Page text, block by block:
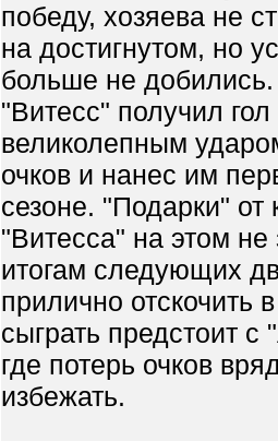
победу, хозяева не
на достигнутом, но
больше не добились.
"Витесс" получил
великолепным
очков и нанес им
сезоне. "Подарки"
"Витесса" на этом
итогам следующих
прилично отскочить
сыграть предстоит
где потерь очков
избежать.